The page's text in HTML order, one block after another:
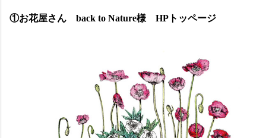
①お花屋さん back to Nature様 HPトッページ